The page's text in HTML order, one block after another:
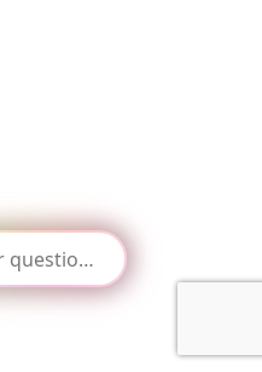
Cookies.
experience. If you continue
you are happy to receive